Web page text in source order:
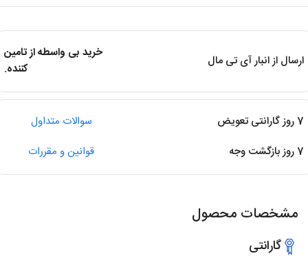
ارسال از انبار آی تی مال
خرید بی واسطه از تامین
کننده.
7 روز گارانتی تعویض
سوالات متداول
7 روز بازگشت وجه
قوانین و مقررات
مشخصات محصول
گارانتی